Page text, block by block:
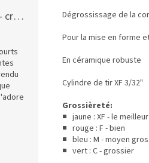
RUBBER Base Cover Skinny - creuset 30 g
étoiles.
étoiles.
Dégrossissage de la
Pour la mise en forme
En céramique robuste
Cylindre de tir XF 3/32"
Grossièreté:
■ jaune : XF - le meilleur
■ rouge : F - bien
■ bleu : M - moyen
■ vert : C - grossier